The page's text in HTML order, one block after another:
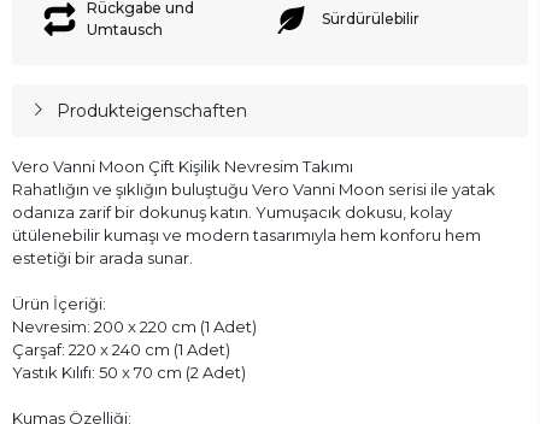
Rückgabe und
Umtausch
Sürdürülebilir
Produkteigenschaften
Vero Vanni Moon Çift Kişilik Nevresim Takımı
Rahatlığın ve şıklığın buluştuğu Vero Vanni Moon serisi ile yatak
odanıza zarif bir dokunuş katın. Yumuşacık dokusu, kolay
ütülenebilir kumaşı ve modern tasarımıyla hem konforu hem
estetiği bir arada sunar.
Ürün İçeriği:
Nevresim: 200 x 220 cm (1 Adet)
Çarşaf: 220 x 240 cm (1 Adet)
Yastık Kılıfı: 50 x 70 cm (2 Adet)
Kumaş Özelliği: